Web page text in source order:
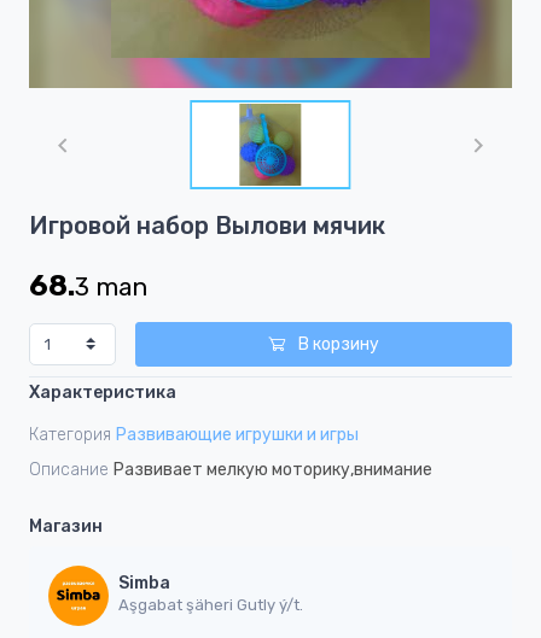
1
1
Игровой набор Вылови мячик
68.3 man
В корзину
Характеристика
Категория Развивающие игрушки и игры
Описание Развивает мелкую моторику,внимание
Магазин
Simba
Aşgabat şäheri Gutly ý/t.